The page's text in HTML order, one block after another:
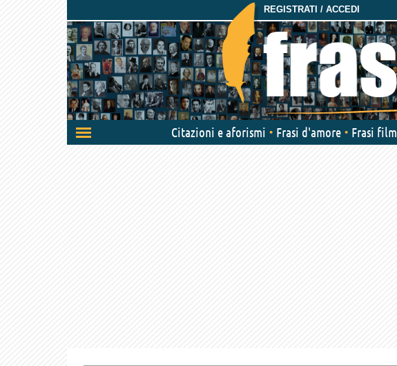
REGISTRATI / ACCEDI
Attiva/disattiva
navigazione
Citazioni e aforismi Frasi d'amore Frasi film